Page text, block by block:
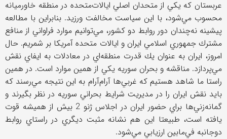
عربستان كه يكي از متحدان اصلي ايالات‌متحده در منطقه خاورميانه
محسوب مي‌شود، با اين سياست مخالفت ورزيد. بنابراين با مطالعه
پيشينه نه‌چندان دور روابط دو كشور، مي‌توانيم موارد فراواني از منافع
مشترك جمهوري اسلامي ايران و ايالات متحده آمريكا بر شمريم. حال
امروز، ايران به عنوان يك قدرت منطقه‌اي در معادلات به ايفاي نقش
مي‌پردازد. مناقشه و بحران سوريه يكي از همين موارد است. در همين
راستا ما شاهد هستيم كه غربي‌ها آرام‌آرام به اين نتيجه مي‌رسند كه
بايد نقش ايران را در مديريت شرايط بحراني سوريه در نظر بگيرند و
گمانه‌زني‌ها براي حضور ايران در اجلاس ژنو 2 بيش از هميشه قوت
يافته است، طبيعتا اين‌ هم نشانه مثبت ديگري در راستاي روابط
دوجانبه في‌ما‌بين ارزيابي مي‌شود.